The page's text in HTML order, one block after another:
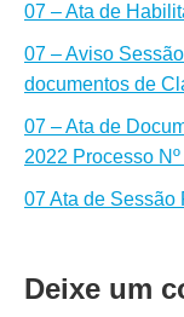
07 – Ata de
07 – Aviso
documentos de
07 – Ata de
2022 Processo
07 Ata de Sessão
Deixe um